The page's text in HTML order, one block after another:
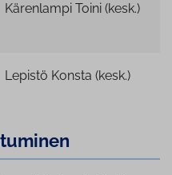
Kärenlampi Toini (kesk.)
Lepistö Konsta (kesk.)